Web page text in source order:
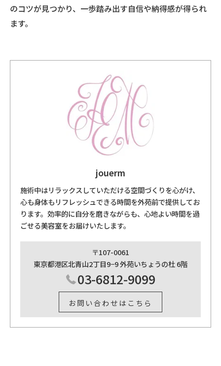
のコツが見つかり、一歩踏み出す自信や納得感が得られ
ます。
jouerm
施術中はリラックスしていただける空間づくりを心がけ、
心も身体もリフレッシュできる時間を外苑前で提供してお
ります。効率的に自分を磨きながらも、心地よい時間を過
ごせる美容室をお届けいたします。
〒107-0061
東京都港区北青山2丁目9−9 外苑いちょうの杜 6階
03-6812-9099
お問い合わせはこちら